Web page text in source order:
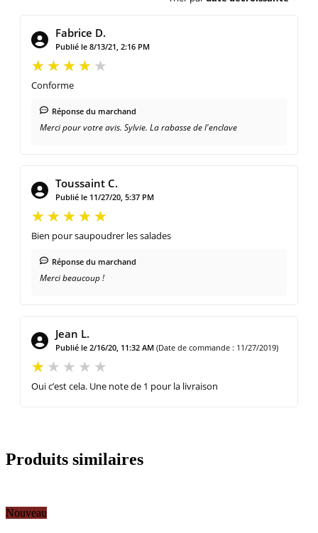
Fabrice D.
Publié le 8/13/21, 2:16 PM
Conforme
Réponse du marchand
Merci pour votre avis. Sylvie. La rabasse de l'enclave
Toussaint C.
Publié le 11/27/20, 5:37 PM
Bien pour saupoudrer les salades
Réponse du marchand
Merci beaucoup !
Jean L.
Publié le 2/16/20, 11:32 AM (Date de commande : 11/27/2019)
Oui c’est cela. Une note de 1 pour la livraison
Produits similaires
Nouveau